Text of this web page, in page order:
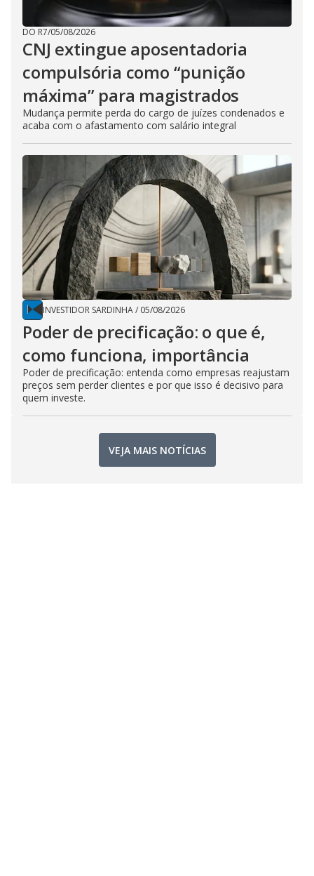
DO R7/05/08/2026
CNJ extingue aposentadoria
compulsória como “punição
máxima” para magistrados
Mudança permite perda do cargo de juízes condenados e
acaba com o afastamento com salário integral
INVESTIDOR SARDINHA/ 05/08/2026
Poder de precificação: o que é,
como funciona, importância
Poder de precificação: entenda como empresas reajustam
preços sem perder clientes e por que isso é decisivo para
quem investe.
VEJA MAIS NOTÍCIAS